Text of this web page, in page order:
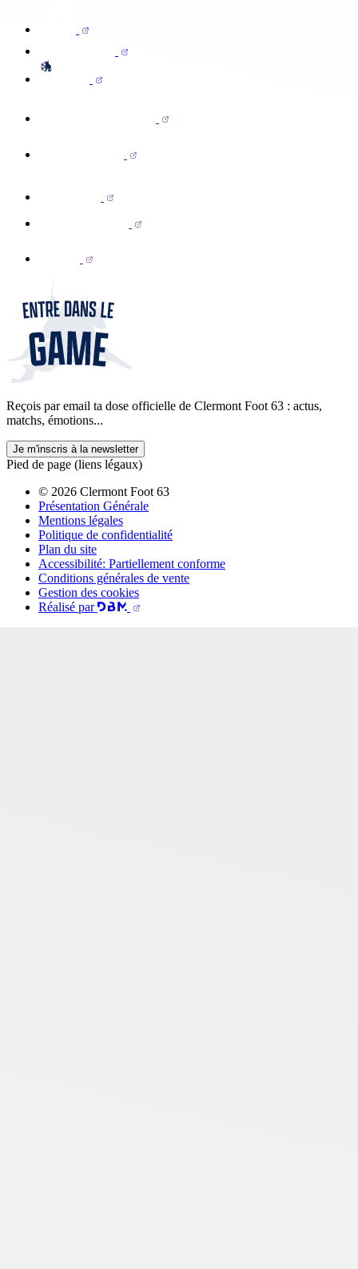
Reçois par email ta dose officielle de Clermont Foot 63 : actus,
matchs, émotions...
Je m'inscris à la newsletter
Pied de page (liens légaux)
© 2026 Clermont Foot 63
Présentation Générale
Mentions légales
Politique de confidentialité
Plan du site
Accessibilité: Partiellement conforme
Conditions générales de vente
Gestion des cookies
Réalisé par